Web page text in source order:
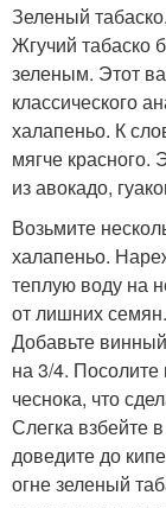
Зеленый табаско.
Жгучий табаско
зеленым. Этот
классического
халапеньо. К
мягче красного.
из авокадо,
Возьмите
халапеньо.
теплую воду на
от лишних
Добавьте
на 3/4.
чеснока, что
Слегка взбейте
доведите до
огне зеленый